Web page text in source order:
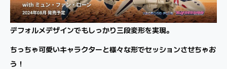
デフォルメデザインでもしっかり三段変形を実現。
ちっちゃ可愛いキャラクターと様々な形でセッションさせちゃお
う！